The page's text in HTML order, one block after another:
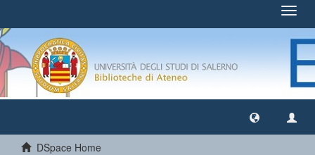
DSpace Home